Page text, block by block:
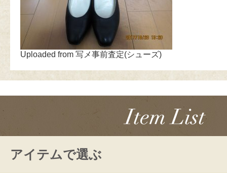
Uploaded from 写メ事前査定(シューズ)
アイテムで選ぶ